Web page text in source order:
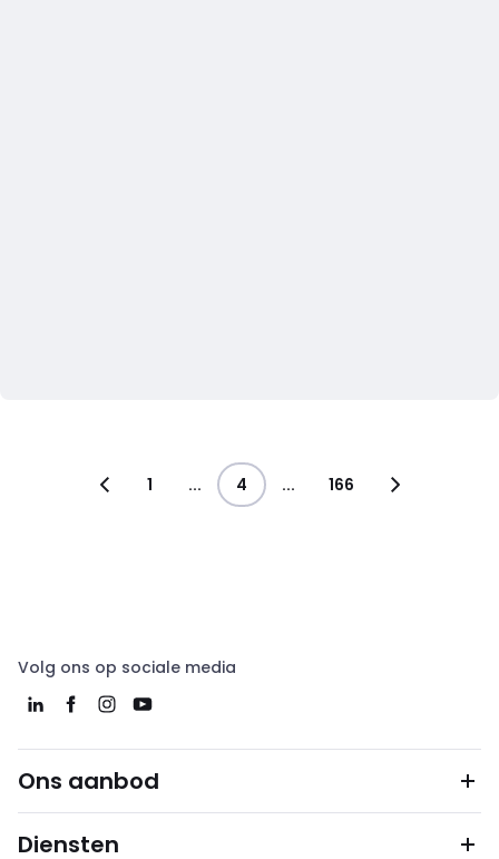
1 ... 4 ... 166
Volg ons op sociale media
Ons aanbod
Diensten